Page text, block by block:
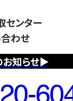
お知らせ▶
センター
わせ